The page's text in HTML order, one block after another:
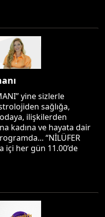
yine sizlerle
sağlığa,
ilişkilerden
kadına ve hayata dair
“NİLÜFER
içi her gün 11.00’de